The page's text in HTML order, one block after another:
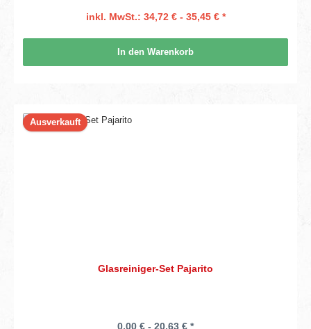
inkl. MwSt.: 34,72 € - 35,45 € *
In den Warenkorb
Ausverkauft
Glasreiniger-Set Pajarito
0,00 € - 20,63 € *